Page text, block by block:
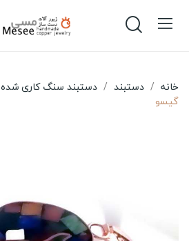
خانه دستبند دستبند سنگ کاری شده
گیسو